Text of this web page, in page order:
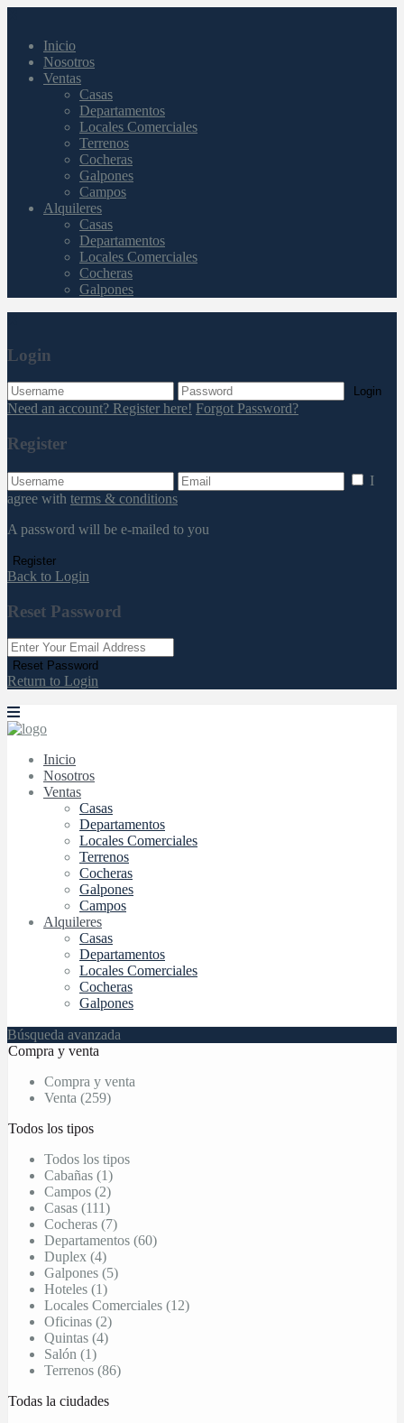
Inicio
Nosotros
Ventas
Casas
Departamentos
Locales Comerciales
Terrenos
Cocheras
Galpones
Campos
Alquileres
Casas
Departamentos
Locales Comerciales
Cocheras
Galpones
Login
Login
Need an account? Register here! Forgot Password?
Register
I
agree with terms & conditions
A password will be e-mailed to you
Register
Back to Login
Reset Password
Reset Password
Return to Login
Inicio
Nosotros
Ventas
Casas
Departamentos
Locales Comerciales
Terrenos
Cocheras
Galpones
Campos
Alquileres
Casas
Departamentos
Locales Comerciales
Cocheras
Galpones
Búsqueda avanzada
Compra y venta
Compra y venta
Venta (259)
Todos los tipos
Todos los tipos
Cabañas (1)
Campos (2)
Casas (111)
Cocheras (7)
Departamentos (60)
Duplex (4)
Galpones (5)
Hoteles (1)
Locales Comerciales (12)
Oficinas (2)
Quintas (4)
Salón (1)
Terrenos (86)
Todas la ciudades